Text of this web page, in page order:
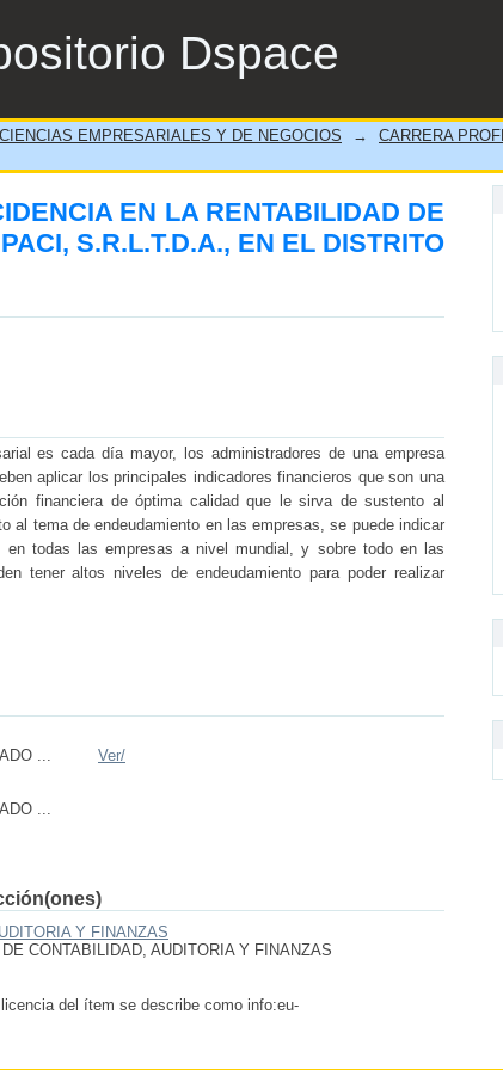
Dspace
INCIDENCIA EN LA
EN EL DISTRITO DE CHORRILLOS,
EMPRESARIALES Y DE NEGOCIOS →
CARRERA
EN LA RENTABILIDAD DE
S.R.L.T.D.A., EN EL DISTRITO
es cada día mayor, los administradores de una empresa
aplicar los principales indicadores financieros que son una
financiera de óptima calidad que le sirva de sustento al
al tema de endeudamiento en las empresas, se puede indicar
todas las empresas a nivel mundial, y sobre todo en las
tener altos niveles de endeudamiento para poder realizar
...
...
Ver/
Y FINANZAS
CONTABILIDAD, AUDITORIA Y FINANZAS
del ítem se describe como info:eu-